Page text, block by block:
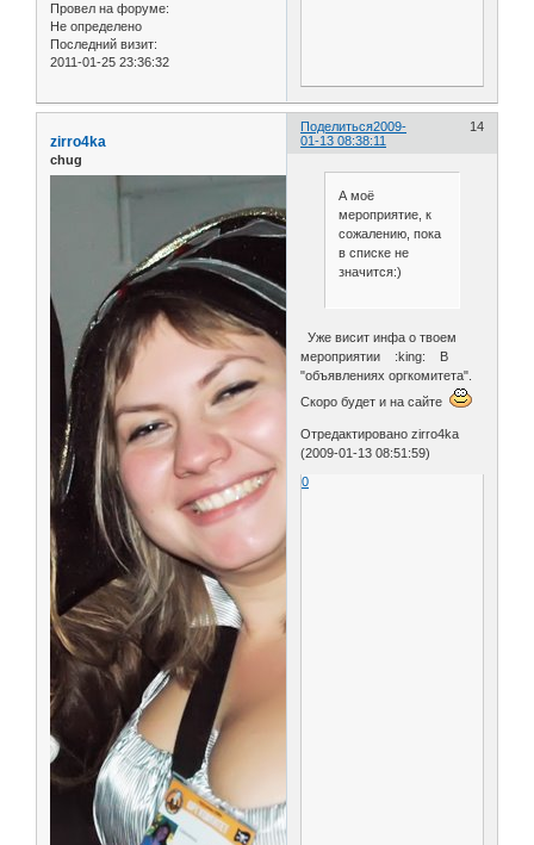
Провел на форуме:
Не определено
Последний визит:
2011-01-25 23:36:32
Поделиться 14
2009-
01-13 08:38:11
zirro4ka
chug
А моё
мероприятие, к
сожалению, пока
в списке не
значится:)
Уже висит инфа о твоем
мероприятии :king: В
"объявлениях оргкомитета".
Скоро будет и на сайте
Отредактировано zirro4ka
(2009-01-13 08:51:59)
0